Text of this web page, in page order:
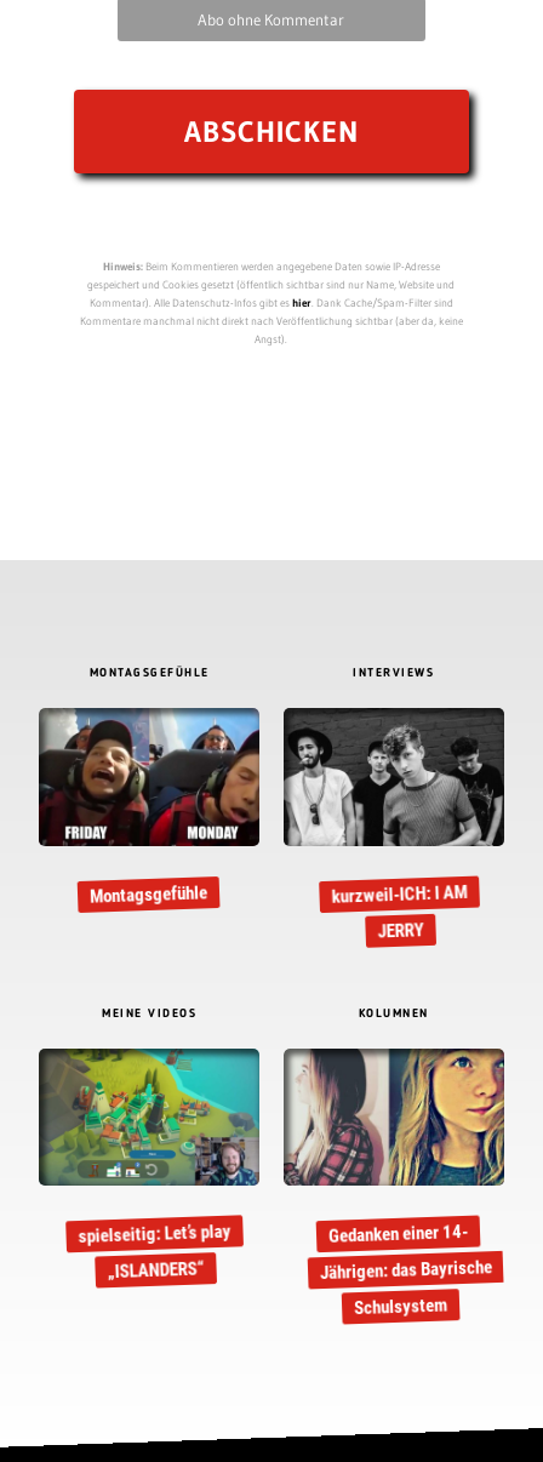
Abo ohne Kommentar
Hinweis:Beim Kommentieren werden angegebene Daten sowie IP-Adresse
gespeichert und Cookies gesetzt (öffentlich sichtbar sind nur Name, Website und
Kommentar). Alle Datenschutz-Infos gibt eshier. Dank Cache/Spam-Filter sind
Kommentare manchmal nicht direkt nach Veröffentlichung sichtbar (aber da, keine
Angst).
MONTAGSGEFÜHLE
Montagsgefühle
INTERVIEWS
kurzweil-ICH: I AM
JERRY
MEINE VIDEOS
spielseitig: Let’s play
„ISLANDERS“
KOLUMNEN
Gedanken einer 14-
Jährigen: das Bayrische
Schulsystem